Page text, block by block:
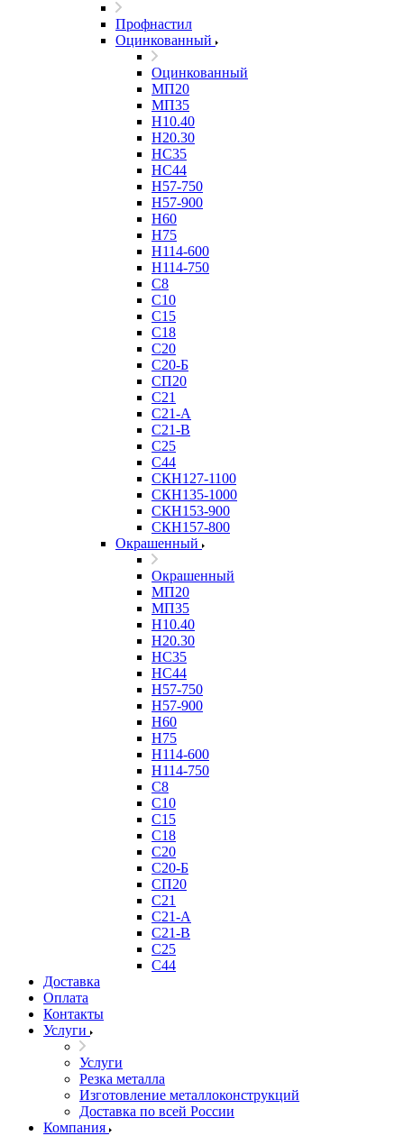
Профнастил
Оцинкованный
Оцинкованный
МП20
МП35
Н10.40
Н20.30
НС35
НС44
Н57-750
Н57-900
Н60
Н75
Н114-600
Н114-750
С8
С10
С15
С18
С20
С20-Б
СП20
С21
С21-А
С21-В
С25
С44
СКН127-1100
СКН135-1000
СКН153-900
СКН157-800
Окрашенный
Окрашенный
МП20
МП35
Н10.40
Н20.30
НС35
НС44
Н57-750
Н57-900
Н60
Н75
Н114-600
Н114-750
С8
С10
С15
С18
С20
С20-Б
СП20
С21
С21-А
С21-В
С25
С44
Доставка
Оплата
Контакты
Услуги
Услуги
Резка металла
Изготовление металлоконструкций
Доставка по всей России
Компания